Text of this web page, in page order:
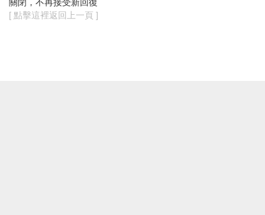
關閉，不再接受新回復
[ 點擊這裡返回上一頁 ]